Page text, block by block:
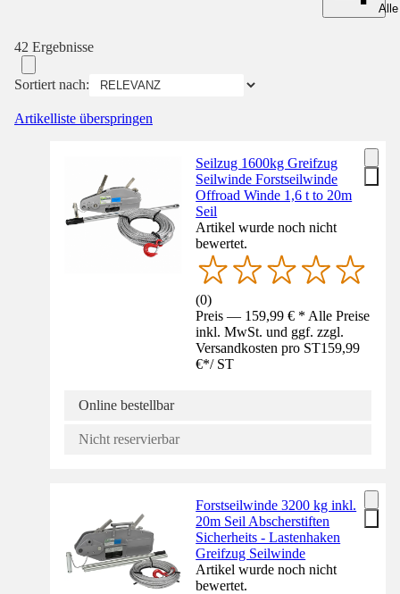
42 Ergebnisse
Sortiert nach:
Artikelliste überspringen
Seilzug 1600kg Greifzug
Seilwinde Forstseilwinde
Offroad Winde 1,6 t to 20m
Seil
Artikel wurde noch nicht
bewertet.
(0)
Preis — 159,99 € * Alle Preise
inkl. MwSt. und ggf. zzgl.
Versandkosten pro ST159,99
€*/ ST
Online bestellbar
Nicht reservierbar
Forstseilwinde 3200 kg inkl.
20m Seil Abscherstiften
Sicherheits - Lastenhaken
Greifzug Seilwinde
Artikel wurde noch nicht
bewertet.